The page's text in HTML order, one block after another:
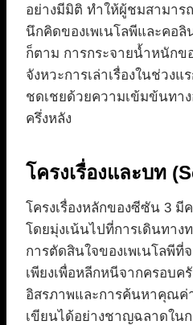
อย่างมีมิติ ทำให้ผู้ชมสามาร
นึกคิดของเพเนโลพีและคอลิ
ก็ตาม การกระจายน้ำหนักขอ
จังหวะการเล่าเรื่องในช่วง
ชดเชยด้วยความเข้มข้นท
ครึ่งหลัง
โครงเรื่องและบท
โครงเรื่องหลักของซีซัน 3 มี
โดยมุ่งเน้นไปที่การเดินทาง
การตัดสินใจของเพเนโลพีที่
เพียงเพื่อหลีกหนีจากครอบค
อิสรภาพและการค้นหาคุณค่
เขียนได้อย่างชาญฉลาดใน